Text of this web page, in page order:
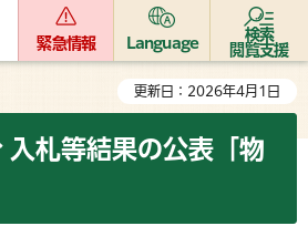
緊急情報 Language
検索
閲覧支援
更新日：2026年4月1日
札等結果の公表「物